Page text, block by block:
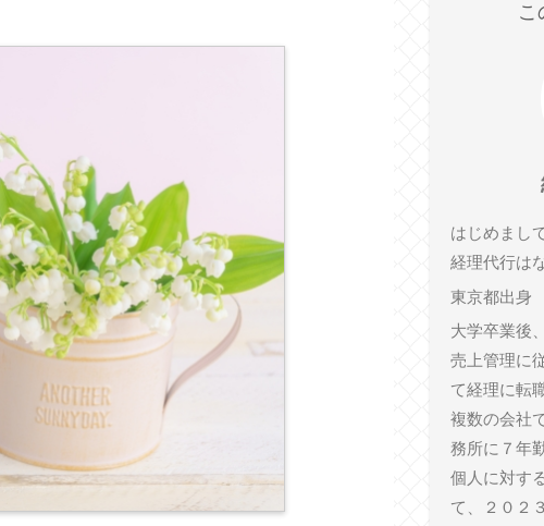
こ
はじめまして
経理代行は
東京都出身
大学卒業後
売上管理に
て経理に転
複数の会社
務所に７年
個人に対す
て、２０２